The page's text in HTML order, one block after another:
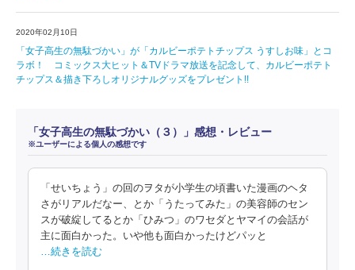
2020年02月10日
「女子高生の無駄づかい」が「カルビーポテトチップス うすしお味」とコ
ラボ！ コミックス大ヒット＆TVドラマ放送を記念して、カルビーポテト
チップス＆描き下ろしオリジナルグッズをプレゼント!!
「女子高生の無駄づかい（３）」感想・レビュー
※ユーザーによる個人の感想です
「せいちょう」の回のヲタが小学生の頃書いた漫画のヘタ
さがリアルだなー、とか「うたってみた」の美容師のセン
スが破綻してるとか「ひみつ」のワセダとヤマイの会話が
主に面白かった。いや他も面白かったけどパッと
…続きを読む